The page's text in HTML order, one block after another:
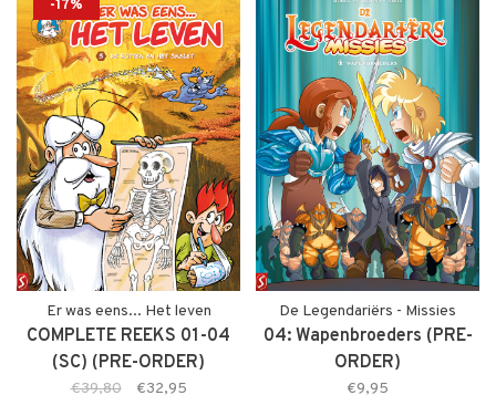
-17%
Er was eens... Het leven
COMPLETE REEKS 01-04
(SC) (PRE-ORDER)
€39,80 €32,95
De Legendariërs - Missies
04: Wapenbroeders (PRE-
ORDER)
€9,95